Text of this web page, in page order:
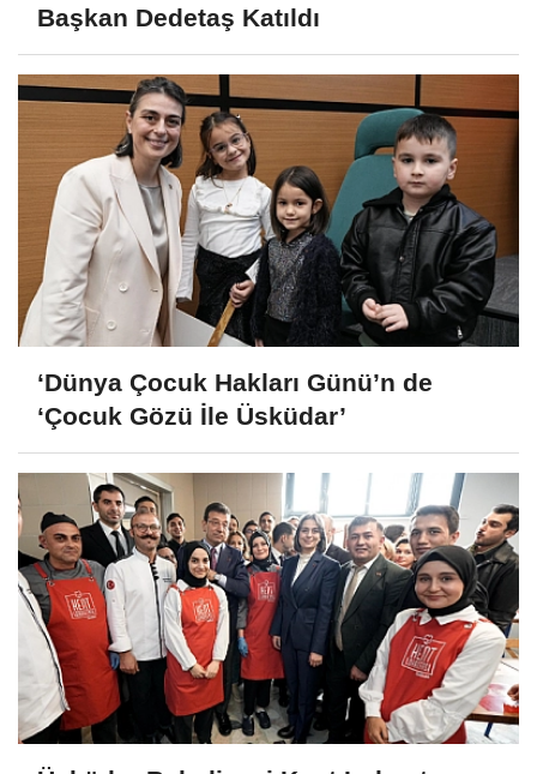
Başkan Dedetaş Katıldı
‘Dünya Çocuk Hakları Günü’n de
‘Çocuk Gözü İle Üsküdar’